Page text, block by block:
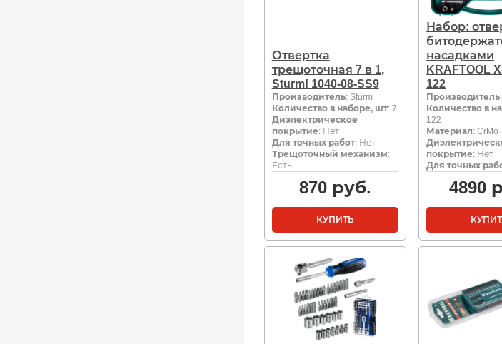
Отвертка
трещоточная 7 в 1,
Sturm! 1040-08-SS9
Производитель: Sturm
Количество в наборе, шт: 7
Диэлектрическое
покрытие: Нет
Для точных работ: Нет
Трещоточный механизм:
Есть
870руб.
КУПИТЬ
Набор:
насадками
KRAFTOOL
122
Производитель
Количество в
122
Материал: CrMo
покрытие: Нет
Для точных
4890